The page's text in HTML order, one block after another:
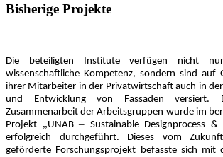
Bisherige Projekte
Die beteiligten Institute verfügen nicht
wissenschaftliche Kompetenz, sondern sind auf
ihrer Mitarbeiter in der Privatwirtschaft auch in
und Entwicklung von Fassaden versiert.
Zusammenarbeit der Arbeitsgruppen wurde im
Projekt „UNAB– Sustainable Designprocess
erfolgreich durchgeführt. Dieses vom
geförderte Forschungsprojekt befasste sich mit